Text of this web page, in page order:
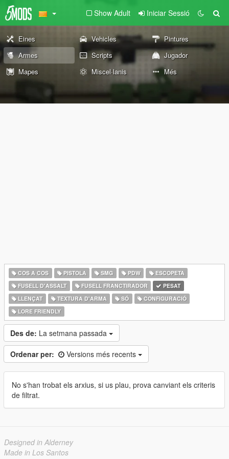
Show Adult Iniciar Sessió
Eines Vehicles
Pintures
Armes
Scripts
Jugador
Mapes
Miscel·lanis Més
COS A COS PISTOLA SMG PDW
ESCOPETA
FUSELL D'ASSALT
FUSELL FRANCTIRADOR
PESAT
LLENÇAT
TEXTURA D'ARMA SÓ
CONFIGURACIÓ
LORE FRIENDLY
Des de: La setmana passada
Ordenar per: Versions més recents
No s'han trobat els arxius, si us plau, prova canviant els criteris
de filtrat.
Designed in Alderney
Made in Los Santos